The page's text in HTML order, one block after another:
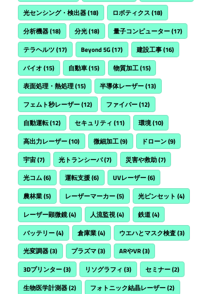
光センシング・検出器(18) ロボティクス (18)
分析機器(18) 分光(18) 量子コンピューター(17)
テラヘルツ (17) Beyond 5G(17) 建設工事(16)
バイオ (15) 自動車(15) 物質加工(15)
表面処理・熱処理(15) 半導体レーザー(13)
フェムト秒レーザー(12) ファイバー(12)
自動運転(12) セキュリティ (11) 環境(10)
高出力レーザー(10) 微細加工(9) ドローン(9)
宇宙(7) 光トランシーバ(7) 災害や救助(7)
光コム(6) 運転支援(6) UVレーザー(6)
農林業(5) レーザーマーカー(5) 光ピンセット (4)
レーザー顕微鏡(4) 人流監視(4) 鉄道(4)
バッテリー(4) 倉庫業(4) ウエハとマスク検査(3)
光変調器(3) プラズマ(3) ARやVR(3)
3Dプリンター(3) リソグラフィ (3) セミナー(2)
生物医学計測器(2) フォトニック結晶レーザー(2)